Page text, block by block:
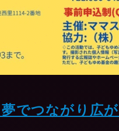
でつながり広